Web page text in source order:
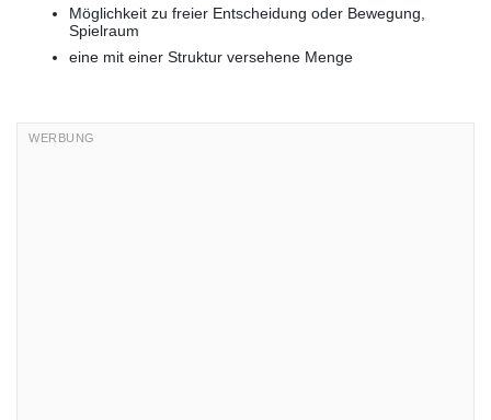
Möglichkeit zu freier Entscheidung oder Bewegung,
Spielraum
eine mit einer Struktur versehene Menge